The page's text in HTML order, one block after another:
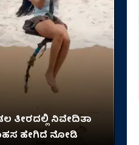
ತೀರದಲ್ಲಿ ನಿವೇದಿತಾ
ಹೇಗಿದೆ ನೋಡಿ